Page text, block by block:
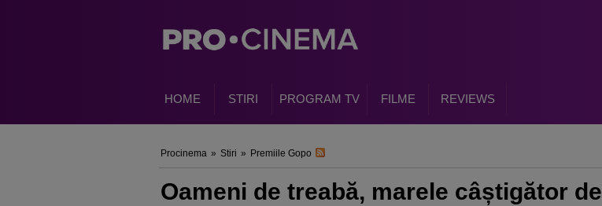
HOME STIRI PROGRAM TV FILME REVIEWS
Procinema » Stiri » Premiile Gopo
Oameni de treabă, marele câștigător de